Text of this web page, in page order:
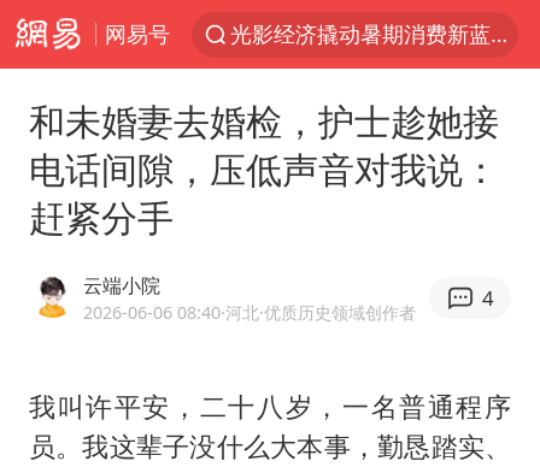
网易号
光影经济撬动暑期消费新蓝海
微信又有新功能，你可以“撤回”你的撤回了！
央视新主播李秋莹孙亚鹏亮相
黄金牛市回来了吗
杭州全市有序停课
和未婚妻去婚检，护士趁她接
电话间隙，压低声音对我说：
赶紧分手
云端小院
2026-06-06 08:40·河北·优质历史领域创作者
4
我叫许平安，二十八岁，一名普通程序
员。我这辈子没什么大本事，勤恳踏实、